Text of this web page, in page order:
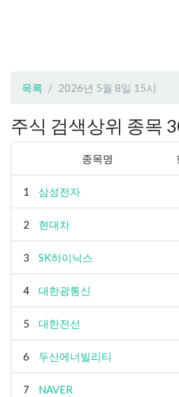
목록 2026년 5월 8일 15시
주식 검색상위 종목
종목명
1 삼성전자
2 현대차
3 SK하이닉스
4 대한광통신
5 대한전선
6 두산에너빌리티
7 NAVER